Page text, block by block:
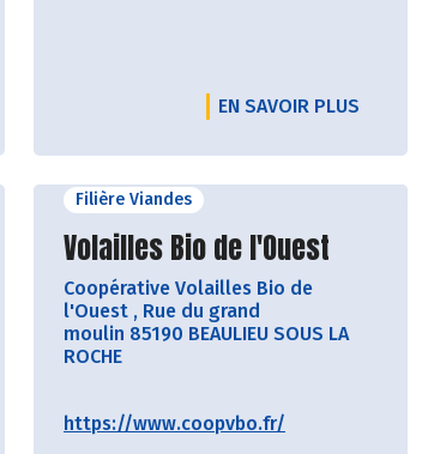
EN SAVOIR PLUS
Filière Viandes
Découvrir le producteur
Volailles Bio de l'Ouest
Coopérative Volailles Bio de
l'Ouest , Rue du grand
moulin 85190 BEAULIEU SOUS LA
ROCHE
https://www.coopvbo.fr/